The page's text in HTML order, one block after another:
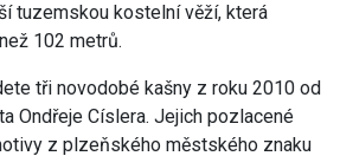
tuzemskou kostelní věží, která
102 metrů.
tři novodobé kašny z roku 2010 od
Ondřeje Císlera. Jejich pozlacené
z plzeňského městského znaku